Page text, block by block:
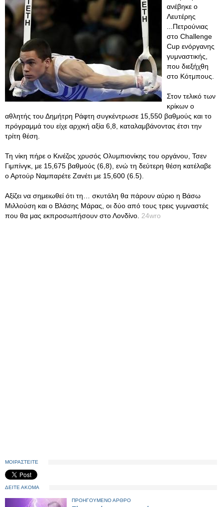
ανέβηκε ο
Λευτέρης
...Πετρούνιας
στο Challenge
Cup ενόργανης
γυμναστικής,
που διεξήχθη
στο Κότμπους.
Στον τελικό των
κρίκων ο
αθλητής του Δημήτρη Ράφτη συγκέντρωσε 15,550 βαθμούς και το
πρόγραμμά του είχε αρχική αξία 6,8, καταλαμβάνοντας έτσι την
τρίτη θέση.
Τη νίκη πήρε ο Κινέζος χρυσός Ολυμπιονίκης του οργάνου, Τσεν
Γιμπίνγκ, με 15,675 βαθμούς (6,8), ενώ τη δεύτερη θέση κατέλαβε
ο Αρτούρ Ναμπαρέτε Ζανέτι με 15,600 (6.5).
Αξίζει να σημειωθεί ότι τη… σκυτάλη θα πάρουν αύριο η Βάσω
Μιλλούση και ο Βλάσης Μάρας, οι δύο από τους τρεις γυμναστές
που θα μας εκπροσωπήσουν στο Λονδίνο. 24wro
ΜΟΙΡΑΣΤΕΙΤΕ
ΔΕΙΤΕ ΑΚΟΜΑ
ΠΡΟΗΓΟΥΜΕΝΟ ΑΡΘΡΟ